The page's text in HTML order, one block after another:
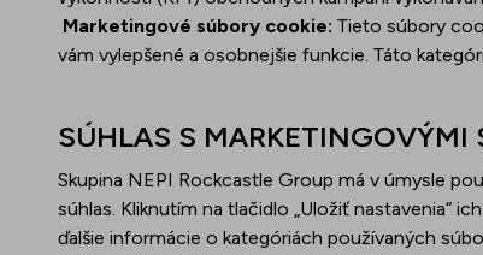
Marketingové súbory cookie: Tieto súbory
vám vylepšené a osobnejšie funkcie. Táto
SÚHLAS S MARKETINGOVÝMI
Skupina NEPI Rockcastle Group má v úmysle
súhlas. Kliknutím na tlačidlo „Uložiť nastavenia“
ďalšie informácie o kategóriách používaných